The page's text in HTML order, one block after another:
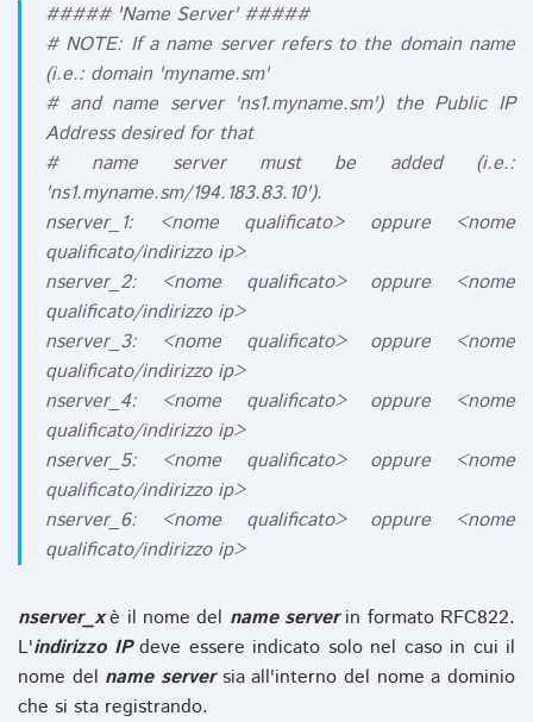
##### 'Name Server' #####
# NOTE: If a name server refers to the domain name
(i.e.: domain 'myname.sm'
# and name server 'ns1.myname.sm') the Public IP
Address desired for that
# name server must be added (i.e.:
'ns1.myname.sm/194.183.83.10').
nserver_1: <nome qualificato> oppure <nome
qualificato/indirizzo ip>
nserver_2: <nome qualificato> oppure <nome
qualificato/indirizzo ip>
nserver_3: <nome qualificato> oppure <nome
qualificato/indirizzo ip>
nserver_4: <nome qualificato> oppure <nome
qualificato/indirizzo ip>
nserver_5: <nome qualificato> oppure <nome
qualificato/indirizzo ip>
nserver_6: <nome qualificato> oppure <nome
qualificato/indirizzo ip>
nserver_xè il nome del name serverin formato RFC822.
L'indirizzo IPdeve essere indicato solo nel caso in cui il
nome del name serversia all'interno del nome a dominio
che si sta registrando.